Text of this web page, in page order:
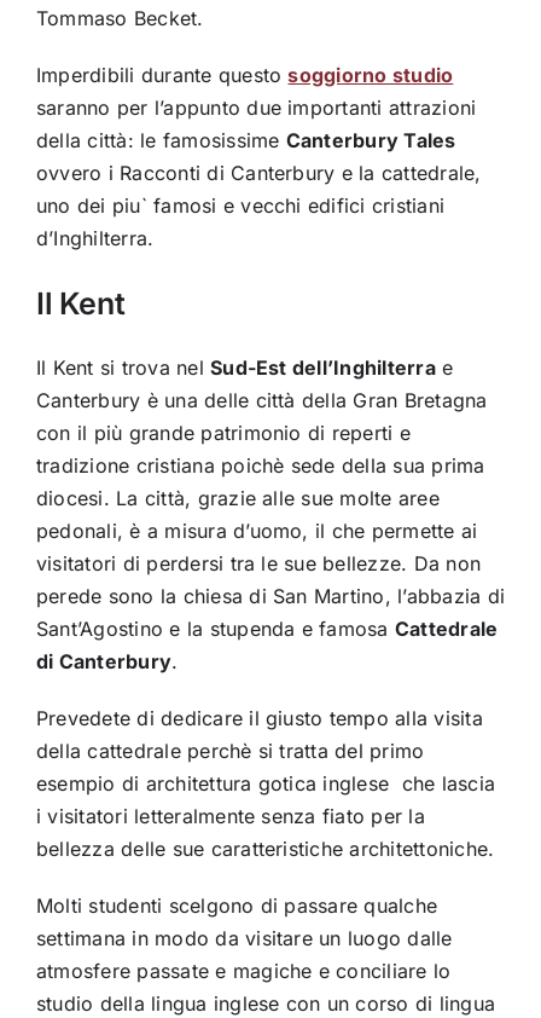
Tommaso Becket.
Imperdibili durante questosoggiorno studio
saranno per l’appunto due importanti attrazioni
della città: le famosissime Canterbury Tales
ovvero i Racconti di Canterbury e la cattedrale,
uno dei piu` famosi e vecchi edifici cristiani
d’Inghilterra.
Il Kent
Il Kent si trova nelSud-Est dell’Inghilterrae
Canterbury è una delle città della Gran Bretagna
con il più grande patrimonio di reperti e
tradizione cristiana poichè sede della sua prima
diocesi. La città, grazie alle sue molte aree
pedonali, è a misura d’uomo, il che permette ai
visitatori di perdersi tra le sue bellezze. Da non
perede sono la chiesa di San Martino, l’abbazia di
Sant’Agostino e la stupenda e famosa Cattedrale
di Canterbury.
Prevedete di dedicare il giusto tempo alla visita
della cattedrale perchè si tratta del primo
esempio di architettura gotica inglese che lascia
i visitatori letteralmente senza fiato per la
bellezza delle sue caratteristiche architettoniche.
Molti studenti scelgono di passare qualche
settimana in modo da visitare un luogo dalle
atmosfere passate e magiche e conciliare lo
studio della lingua inglese con un corso di lingua